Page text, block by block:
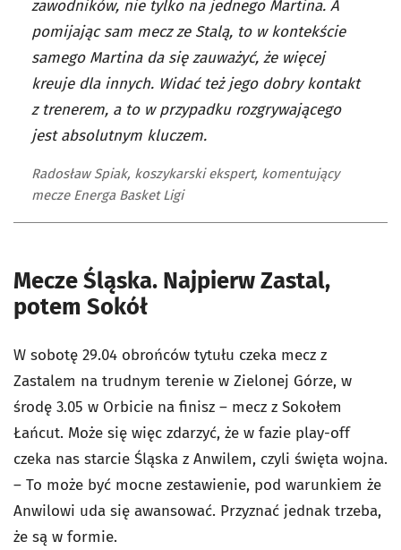
zawodników, nie tylko na jednego Martina. A
pomijając sam mecz ze Stalą, to w kontekście
samego Martina da się zauważyć, że więcej
kreuje dla innych. Widać też jego dobry kontakt
z trenerem, a to w przypadku rozgrywającego
jest absolutnym kluczem.
Radosław Spiak, koszykarski ekspert, komentujący
mecze Energa Basket Ligi
Mecze Śląska. Najpierw Zastal,
potem Sokół
W sobotę 29.04 obrońców tytułu czeka mecz z
Zastalem na trudnym terenie w Zielonej Górze, w
środę 3.05 w Orbicie na finisz – mecz z Sokołem
Łańcut. Może się więc zdarzyć, że w fazie play-off
czeka nas starcie Śląska z Anwilem, czyli święta wojna.
– To może być mocne zestawienie, pod warunkiem że
Anwilowi uda się awansować. Przyznać jednak trzeba,
że są w formie.